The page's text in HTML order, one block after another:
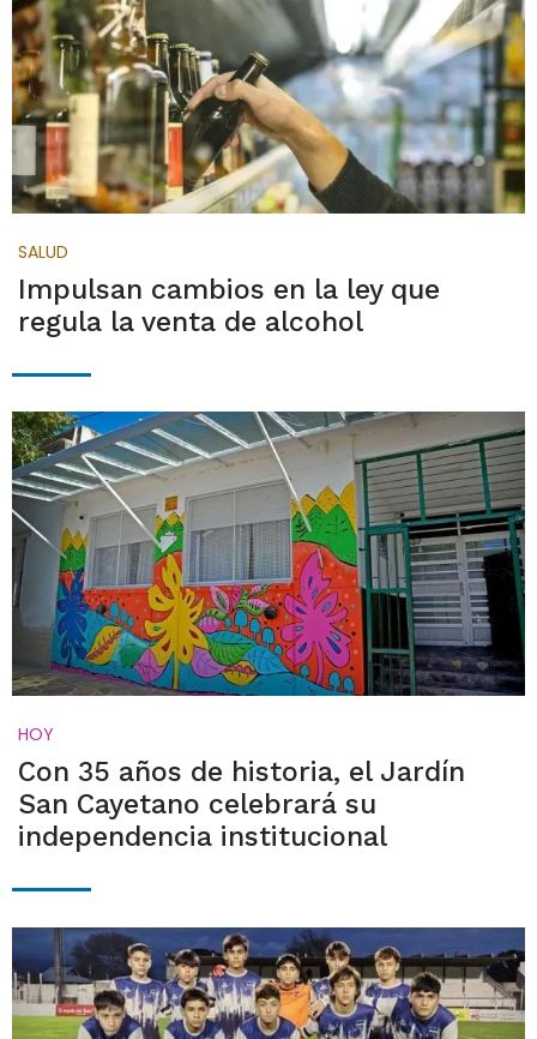
SALUD
Impulsan cambios en la ley que
regula la venta de alcohol
HOY
Con 35 años de historia, el Jardín
San Cayetano celebrará su
independencia institucional